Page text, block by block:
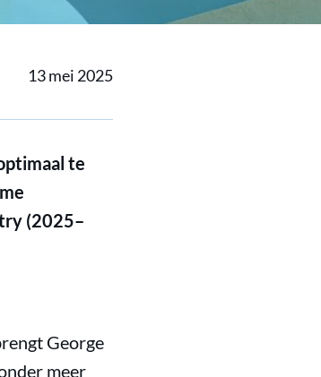
13 mei 2025
te
(2025–
George
meer